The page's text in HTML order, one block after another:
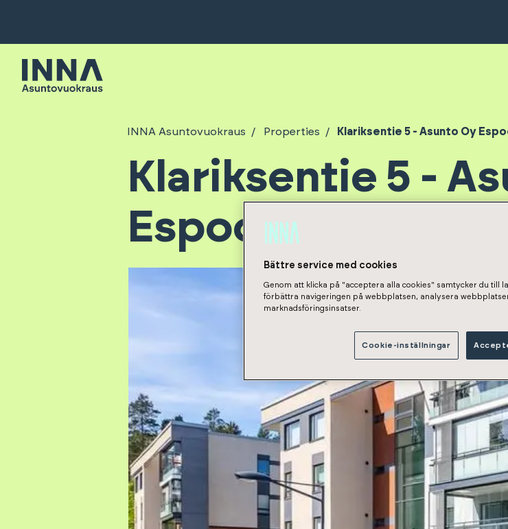
INNA Asuntovuokraus Properties Klariksentie 5 - Asunto Oy
Klariksentie 5 -
Espoon
Bättre service med cookies
Genom att klicka på "acceptera alla cookies" samtycker du till
förbättra navigeringen på webbplatsen, analysera
marknadsföringsinsatser.
Cookie-inställningar